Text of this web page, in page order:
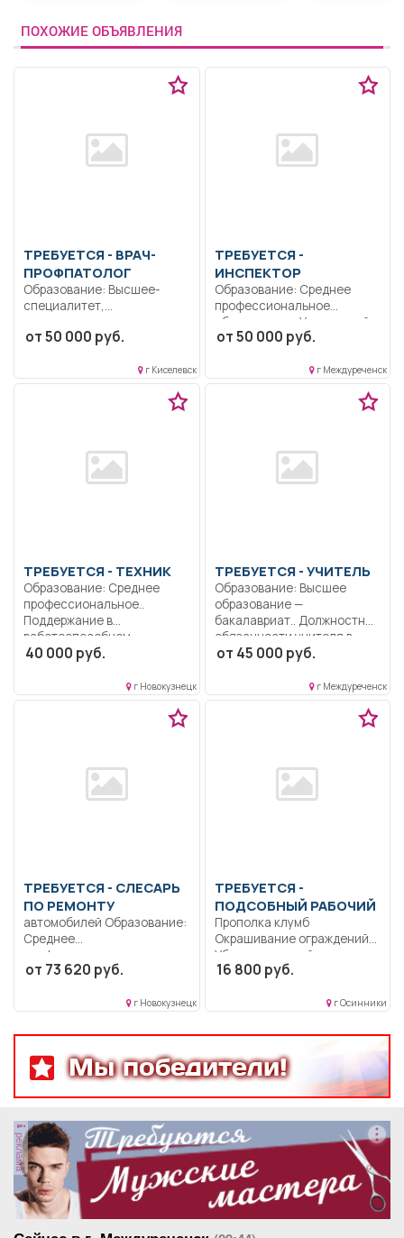
ПОХОЖИЕ ОБЪЯВЛЕНИЯ
ТРЕБУЕТСЯ - ВРАЧ-
ПРОФПАТОЛОГ
Образование: Высшее-
специалитет,
Коммуникабельность.
Выполнение должностных
обязанностей согласно
от 50 000 руб.
г Киселевск
ТРЕБУЕТСЯ -
ИНСПЕКТОР
Образование: Среднее
профессиональное
образование.. Участковый
уполномоченный полиции.
от 50 000 руб.
г Междуреченск
ТРЕБУЕТСЯ - ТЕХНИК
Образование: Среднее
профессиональное..
Поддержание в
работоспособном
состоянии программное
40 000 руб.
г Новокузнецк
ТРЕБУЕТСЯ - УЧИТЕЛЬ
Образование: Высшее
образование —
бакалавриат.. Должностные
обязанности учителя в...
от 45 000 руб.
г Междуреченск
ТРЕБУЕТСЯ - СЛЕСАРЬ
ПО РЕМОНТУ
автомобилей Образование:
Среднее
профессиональное
образование.. Функции по
от 73 620 руб.
г Новокузнецк
ТРЕБУЕТСЯ -
ПОДСОБНЫЙ РАБОЧИЙ
Прополка клумб
Окрашивание ограждений
Уборка дворовой
территории.. Неполный
16 800 руб.
г Осинники
Мы победители!
реклама